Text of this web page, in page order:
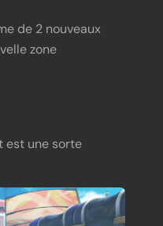
de 2 nouveaux
zone
est une sorte